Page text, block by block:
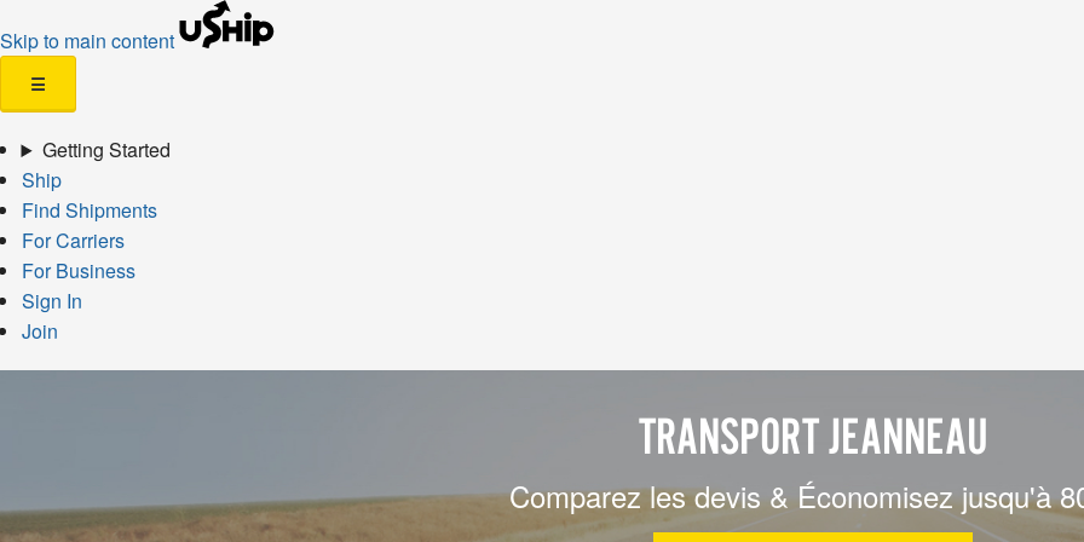
Skip to main content
☰
Getting Started
Ship
Find Shipments
For Carriers
For Business
Sign In
Join
TRANSPORT JEANNEAU
Comparez les devis & Économisez jusqu'à